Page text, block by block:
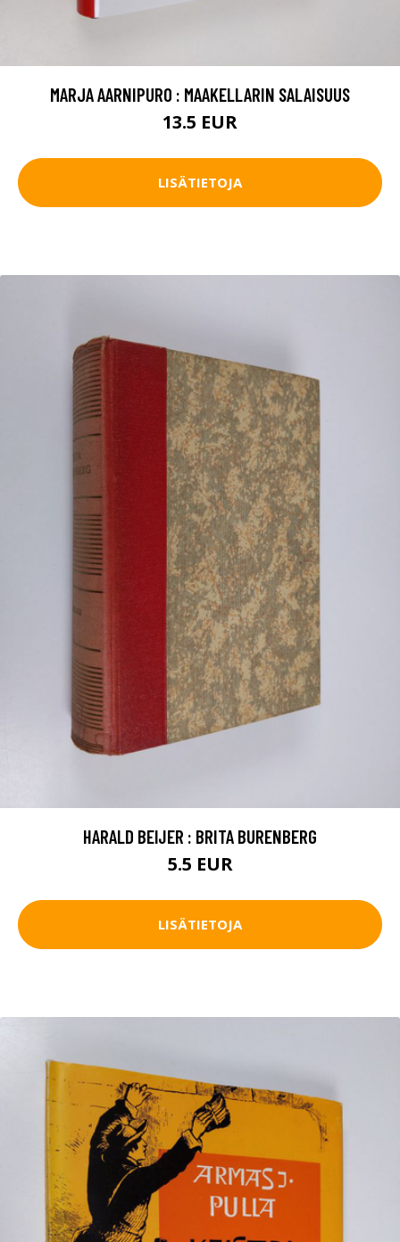
MARJA AARNIPURO : MAAKELLARIN SALAISUUS
13.5 EUR
LISÄTIETOJA
HARALD BEIJER : BRITA BURENBERG
5.5 EUR
LISÄTIETOJA